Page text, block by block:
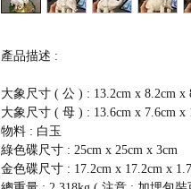
產品描述 :
大象尺寸 ( 公 ) : 13.2cm x 8.2cm x
大象尺寸 ( 母 ) : 13.6cm x 7.6cm x
物料 : 白玉
綠色碟尺寸 : 25cm x 25cm x 3cm
金色碟尺寸 : 17.2cm x 17.2cm x